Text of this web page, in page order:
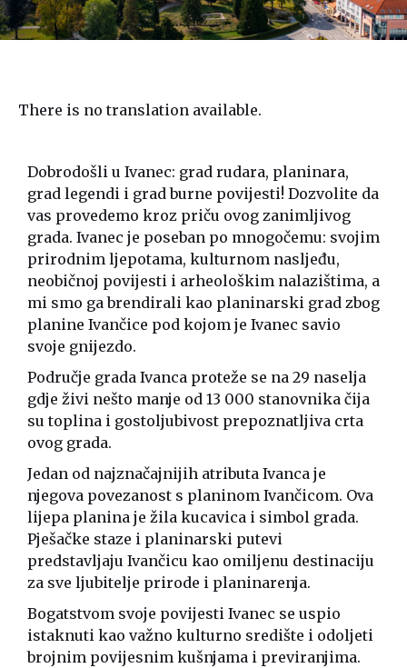
There is no translation available.
Dobrodošli u Ivanec: grad rudara, planinara,
grad legendi i grad burne povijesti! Dozvolite da
vas provedemo kroz priču ovog zanimljivog
grada. Ivanec je poseban po mnogočemu: svojim
prirodnim ljepotama, kulturnom nasljeđu,
neobičnoj povijesti i arheološkim nalazištima, a
mi smo ga brendirali kao planinarski grad zbog
planine Ivančice pod kojom je Ivanec savio
svoje gnijezdo.
Područje grada Ivanca proteže se na 29 naselja
gdje živi nešto manje od 13 000 stanovnika čija
su toplina i gostoljubivost prepoznatljiva crta
ovog grada.
Jedan od najznačajnijih atributa Ivanca je
njegova povezanost s planinom Ivančicom. Ova
lijepa planina je žila kucavica i simbol grada.
Pješačke staze i planinarski putevi
predstavljaju Ivančicu kao omiljenu destinaciju
za sve ljubitelje prirode i planinarenja.
Bogatstvom svoje povijesti Ivanec se uspio
istaknuti kao važno kulturno središte i odoljeti
brojnim povijesnim kušnjama i previranjima.